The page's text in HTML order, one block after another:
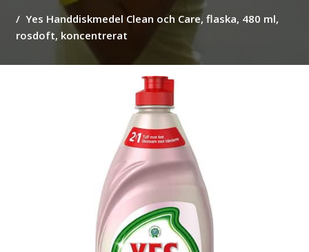
Yes Handdiskmedel Clean och Care, flaska, 480 ml,
rosdoft, koncentrerat